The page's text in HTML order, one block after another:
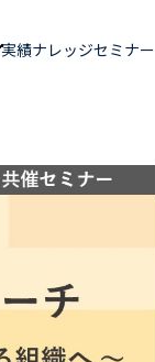
実績ナレッジセミナー